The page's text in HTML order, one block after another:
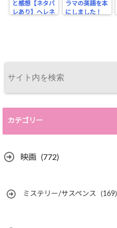
と感想【ネタバ
レあり】ヘレネ
ラマの英語を本
にしました！
カテゴリー
映画 (772)
ミステリー/サスペンス (169)